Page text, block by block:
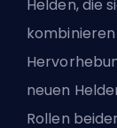
Helden, die
neuen
Rollen